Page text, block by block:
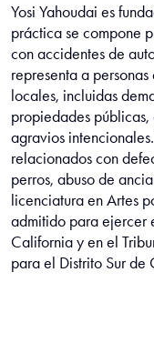
Yosi Yahoudai es
práctica se compone
con accidentes de
representa a
locales, incluidas
propiedades
agravios
relacionados con
perros, abuso de
licenciatura en Artes
admitido para ejercer
California y en el
para el Distrito Sur de